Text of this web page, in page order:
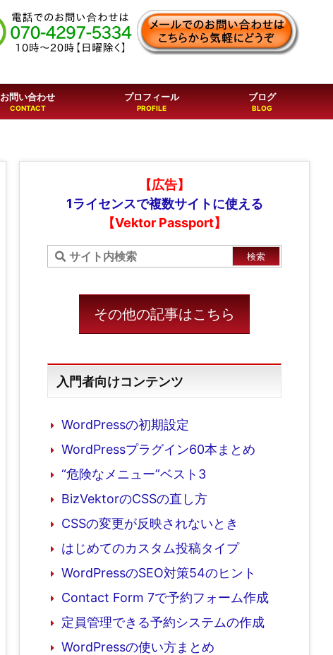
お問い合わせ プロフィール ブログ
【広告】
1ライセンスで複数サイトに使える
【Vektor Passport】
その他の記事はこちら
入門者向けコンテンツ
WordPressの初期設定
WordPressプラグイン60本まとめ
“危険なメニュー”ベスト3
BizVektorのCSSの直し方
CSSの変更が反映されないとき
はじめてのカスタム投稿タイプ
WordPressのSEO対策54のヒント
Contact Form 7で予約フォーム作成
定員管理できる予約システムの作成
WordPressの使い方まとめ